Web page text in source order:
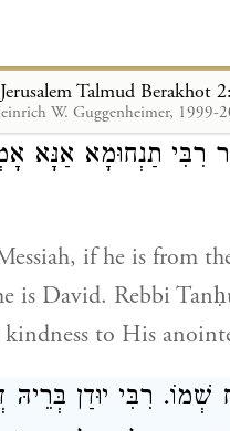
Jerusalem Talmud Berakhot
W. Guggenheimer, 1999-
אִין [מִן] חַיָיא הוּא
רִבִּי תַנְחוּמָא אַנָּא
if he is from
is David. Rebbi
kindness to His
רִבִּי יוּדַן בְּרֵיהּ